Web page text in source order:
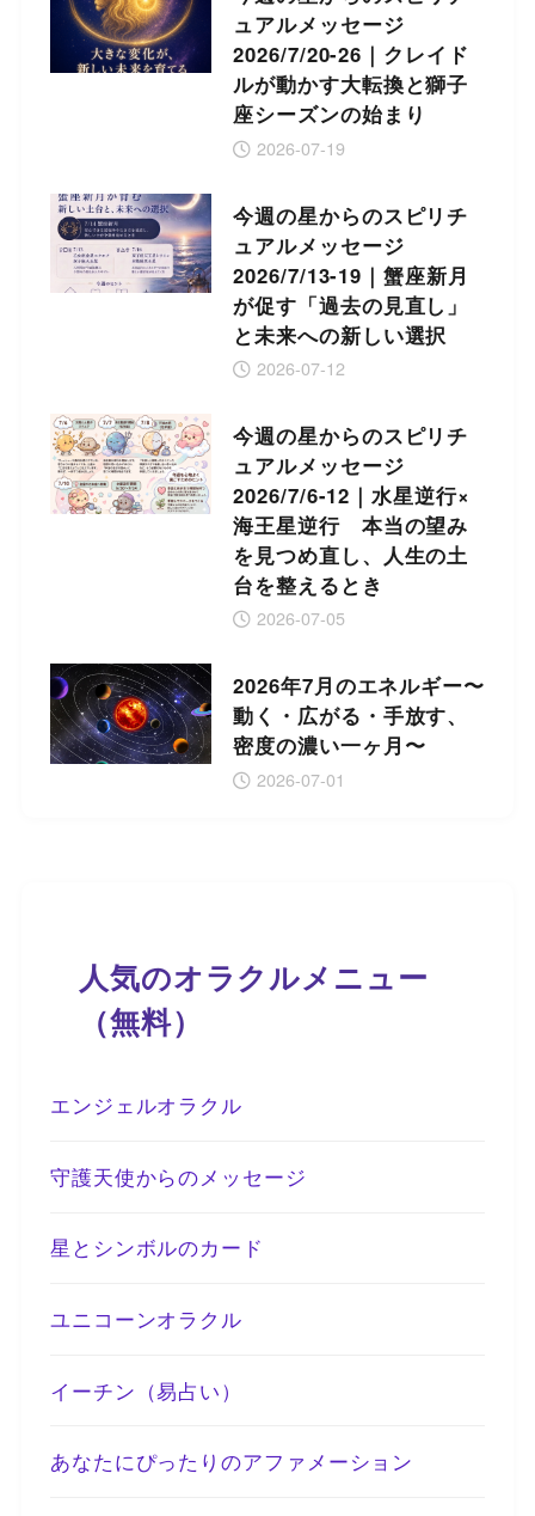
ュアルメッセージ
2026/7/20-26｜クレイド
ルが動かす大転換と獅子
座シーズンの始まり
2026-07-19
今週の星からのスピリチ
ュアルメッセージ
2026/7/13-19｜蟹座新月
が促す「過去の見直し」
と未来への新しい選択
2026-07-12
今週の星からのスピリチ
ュアルメッセージ
2026/7/6-12｜水星逆行×
海王星逆行 本当の望み
を見つめ直し、人生の土
台を整えるとき
2026-07-05
2026年7月のエネルギー〜
動く・広がる・手放す、
密度の濃い一ヶ月〜
2026-07-01
人気のオラクルメニュー
（無料）
エンジェルオラクル
守護天使からのメッセージ
星とシンボルのカード
ユニコーンオラクル
イーチン（易占い）
あなたにぴったりのアファメーション